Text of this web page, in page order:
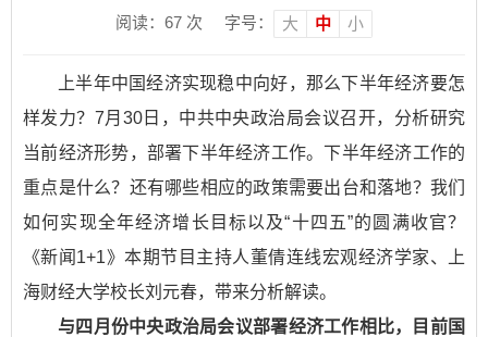
阅读： 67 次 字号： 大 中 小
上半年中国经济实现稳中向好，那么下半年经济要怎
样发力？7月30日，中共中央政治局会议召开，分析研究
当前经济形势，部署下半年经济工作。下半年经济工作的
重点是什么？还有哪些相应的政策需要出台和落地？我们
如何实现全年经济增长目标以及“十四五”的圆满收官？
《新闻1+1》本期节目主持人董倩连线宏观经济学家、上
海财经大学校长刘元春，带来分析解读。
与四月份中央政治局会议部署经济工作相比，目前国